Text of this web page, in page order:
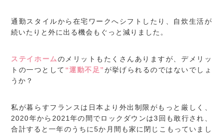
通勤スタイルから在宅ワークへシフトしたり、自炊生活が
続いたりと外に出る機会もぐっと減りました。
ステイホームのメリットもたくさんありますが、デメリッ
トの一つとして “運動不足”が挙げられるのではないでしょ
うか？
私が暮らすフランスは日本より外出制限がもっと厳しく、
2020年から2021年の間でロックダウンは3回も敢行され、
合計すると一年のうちに5か月間も家に閉じこもっていまし